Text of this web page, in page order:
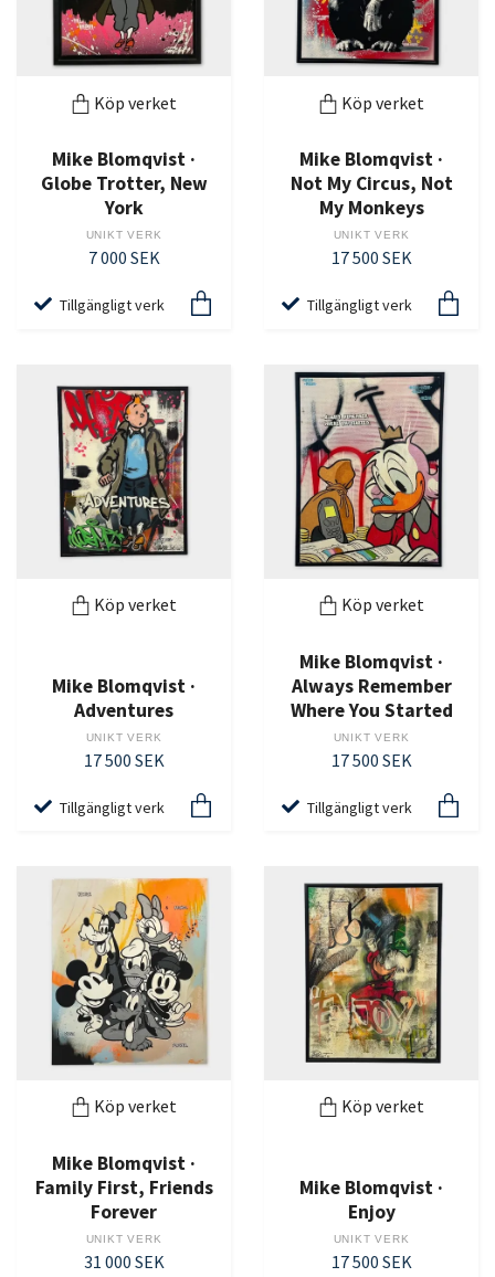
Köp verket
Mike Blomqvist ·
Globe Trotter, New
York
UNIKT VERK
7 000 SEK
Tillgängligt verk
Köp verket
Mike Blomqvist ·
Not My Circus, Not
My Monkeys
UNIKT VERK
17 500 SEK
Tillgängligt verk
Köp verket
Mike Blomqvist ·
Adventures
UNIKT VERK
17 500 SEK
Tillgängligt verk
Köp verket
Mike Blomqvist ·
Always Remember
Where You Started
UNIKT VERK
17 500 SEK
Tillgängligt verk
Köp verket
Mike Blomqvist ·
Family First, Friends
Forever
UNIKT VERK
31 000 SEK
Köp verket
Mike Blomqvist ·
Enjoy
UNIKT VERK
17 500 SEK